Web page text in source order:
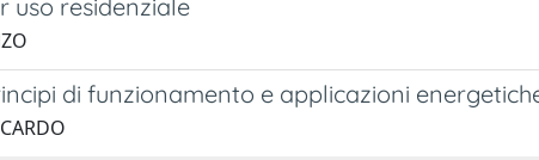
uso residenziale
di funzionamento e applicazioni